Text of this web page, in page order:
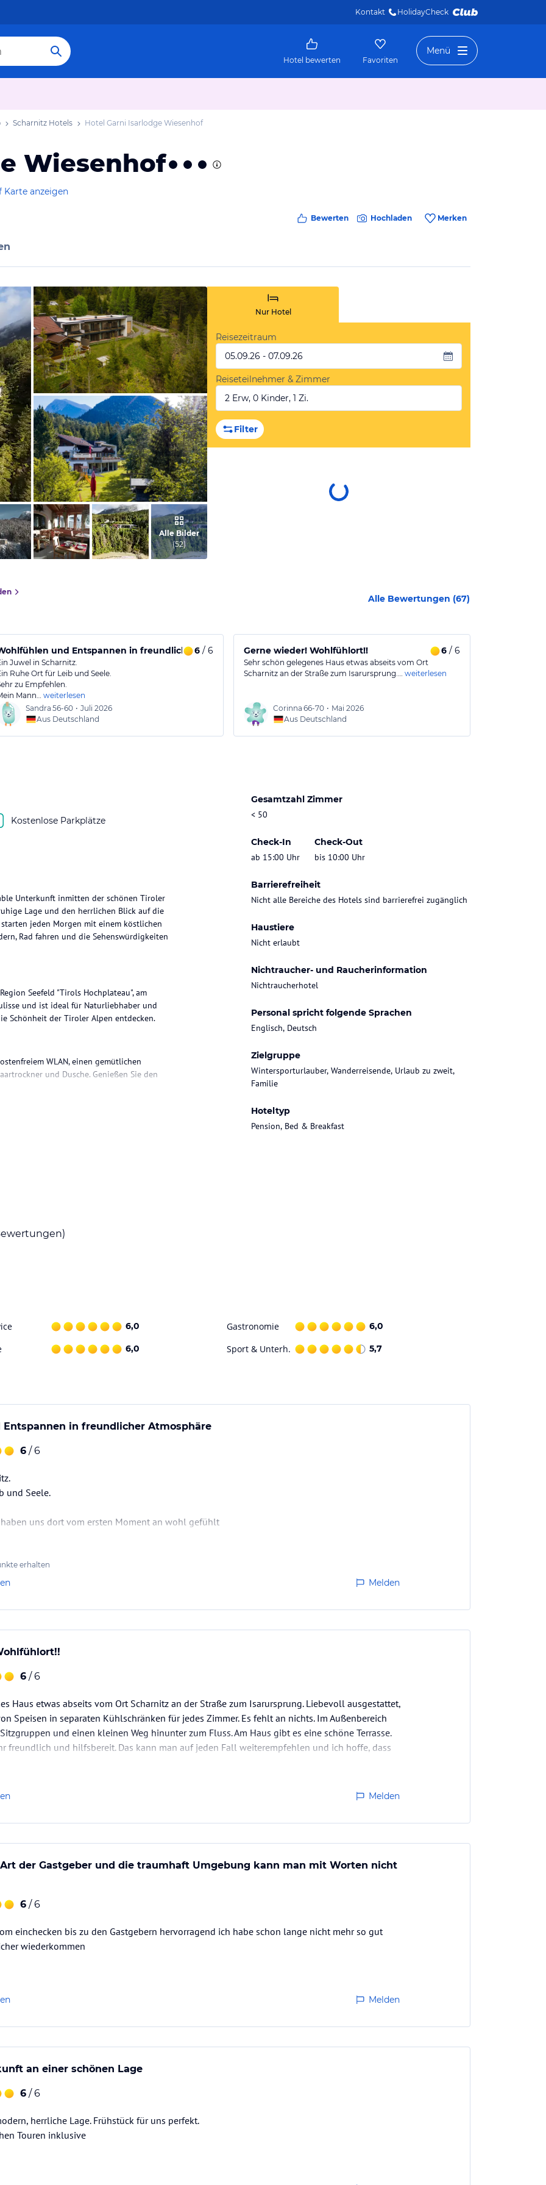
Kontakt HolidayCheck
Hotel bewerten Favoriten
Menü
Scharnitz Hotels Hotel Garni Isarlodge Wiesenhof
Wiesenhof
Karte anzeigen
Bewerten Hochladen Merken
vom Hotelier, Mai 2020
vom Hotelier, Juni 2020
Alle Bilder
(52)
Nur Hotel
Reisezeitraum
05.09.26 - 07.09.26
Reiseteilnehmer & Zimmer
2 Erw, 0 Kinder, 1 Zi.
Filter
Alle Bewertungen (67)
und Entspannen in freundlicher Atmosphäre
6/ 6
Juwel in Scharnitz.
Ruhe Ort für Leib und Seele.
zu Empfehlen.
Mann… weiterlesen
Sandra 56-60 • Juli 2026
Aus Deutschland
Gerne wieder! Wohlfühlort!! 6/ 6
Sehr schön gelegenes Haus etwas abseits vom Ort
Scharnitz an der Straße zum Isarursprung.… weiterlesen
Corinna 66-70 • Mai 2026
Aus Deutschland
Kostenlose Parkplätze
Gesamtzahl Zimmer
< 50
Check-In
ab 15:00 Uhr
Check-Out
bis 10:00 Uhr
Barrierefreiheit
Nicht alle Bereiche des Hotels sind barrierefrei zugänglich
Haustiere
Nicht erlaubt
Nichtraucher- und Raucherinformation
Nichtraucherhotel
Personal spricht folgende Sprachen
Englisch, Deutsch
Zielgruppe
Wintersporturlauber, Wanderreisende, Urlaub zu zweit,
Familie
Hoteltyp
Pension, Bed & Breakfast
Unterkunft inmitten der schönen Tiroler
Lage und den herrlichen Blick auf die
jeden Morgen mit einem köstlichen
Rad fahren und die Sehenswürdigkeiten
Seefeld "Tirols Hochplateau", am
und ist ideal für Naturliebhaber und
Schönheit der Tiroler Alpen entdecken.
WLAN, einen gemütlichen
und Dusche. Genießen Sie den
Umgebung auf zwei Rädern erkunden.
Alle Angaben ohne
die verbindlichen
6,0 Gastronomie 6,0
6,0 Sport & Unterh. 5,7
in freundlicher Atmosphäre
6 / 6
und Seele.
uns dort vom ersten Moment an wohl gefühlt
erhalten
Melden
6 / 6
Haus etwas abseits vom Ort Scharnitz an der Straße zum Isarursprung. Liebevoll ausgestattet,
Speisen in separaten Kühlschränken für jedes Zimmer. Es fehlt an nichts. Im Außenbereich
und einen kleinen Weg hinunter zum Fluss. Am Haus gibt es eine schöne Terrasse.
freundlich und hilfsbereit. Das kann man auf jeden Fall weiterempfehlen und ich hoffe, dass
Melden
der Gastgeber und die traumhaft Umgebung kann man mit Worten nicht
6 / 6
einchecken bis zu den Gastgebern hervorragend ich habe schon lange nicht mehr so gut
wiederkommen
Melden
an einer schönen Lage
6 / 6
herrliche Lage. Frühstück für uns perfekt.
Touren inklusive